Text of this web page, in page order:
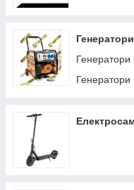
Генератори
Генератори